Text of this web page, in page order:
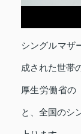
シングルマザ
成された世帯
厚生労働省の
と、全国のシ